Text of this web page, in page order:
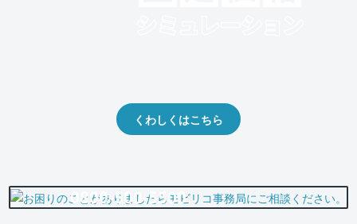
くわしくはこちら
0800-500-5500